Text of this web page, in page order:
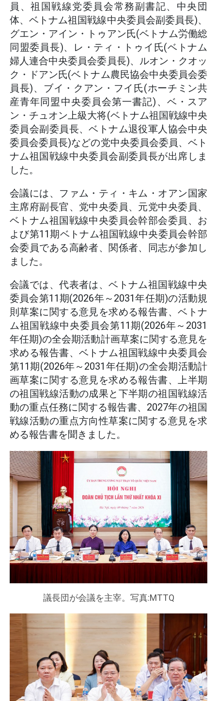
員、祖国戦線党委員会常務副書記、中央団
体、ベトナム祖国戦線中央委員会副委員長)、
グエン・アイン・トゥアン氏(ベトナム労働総
同盟委員長)、レ・ティ・トゥイ氏(ベトナム
婦人連合中央委員会委員長)、ルオン・クオッ
ク・ドアン氏(ベトナム農民協会中央委員会委
員長)、ブイ・クアン・フイ氏(ホーチミン共
産青年同盟中央委員会第一書記)、ベ・スア
ン・チュオン上級大将(ベトナム祖国戦線中央
委員会副委員長、ベトナム退役軍人協会中央
委員会委員長)などの党中央委員会委員、ベト
ナム祖国戦線中央委員会副委員長が出席しま
した。
会議には、ファム・ティ・キム・オアン国家
主席府副長官、党中央委員、元党中央委員、
ベトナム祖国戦線中央委員会幹部会委員、お
よび第11期ベトナム祖国戦線中央委員会幹部
会委員である高齢者、関係者、同志が参加し
ました。
会議では、代表者は、ベトナム祖国戦線中央
委員会第11期(2026年～2031年任期)の活動規
則草案に関する意見を求める報告書、ベトナ
ム祖国戦線中央委員会第11期(2026年～2031
年任期)の全会期活動計画草案に関する意見を
求める報告書、ベトナム祖国戦線中央委員会
第11期(2026年～2031年任期)の全会期活動計
画草案に関する意見を求める報告書、上半期
の祖国戦線活動の成果と下半期の祖国戦線活
動の重点任務に関する報告書、2027年の祖国
戦線活動の重点方向性草案に関する意見を求
める報告書を聞きました。
議長団が会議を主宰。写真:MTTQ